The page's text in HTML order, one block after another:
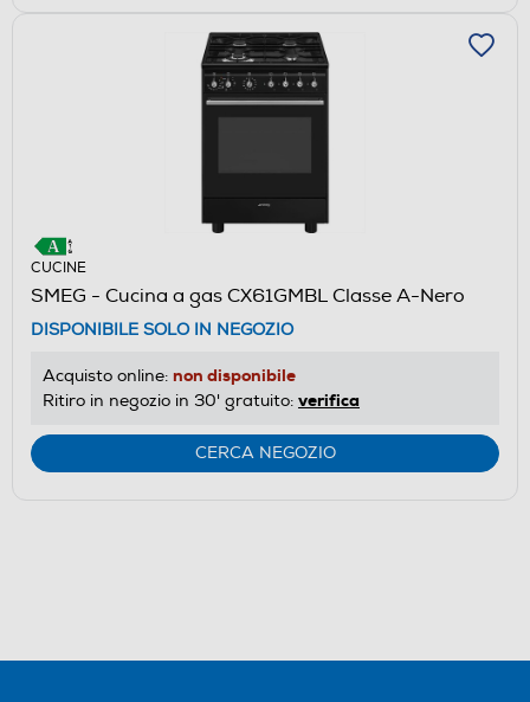
CUCINE
SMEG - Cucina a gas CX61GMBL Classe A-Nero
DISPONIBILE SOLO IN NEGOZIO
Acquisto online: non disponibile
Ritiro in negozio in 30' gratuito: verifica
CERCA NEGOZIO